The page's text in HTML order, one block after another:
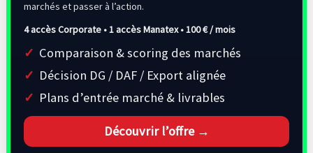
marchés et passer à l’action.
4 accès Corporate • 1 accès Manatex •100 € / mois
Comparaison & scoring des marchés
Décision DG / DAF / Export alignée
Plans d’entrée marché & livrables
Découvrir l’offre →